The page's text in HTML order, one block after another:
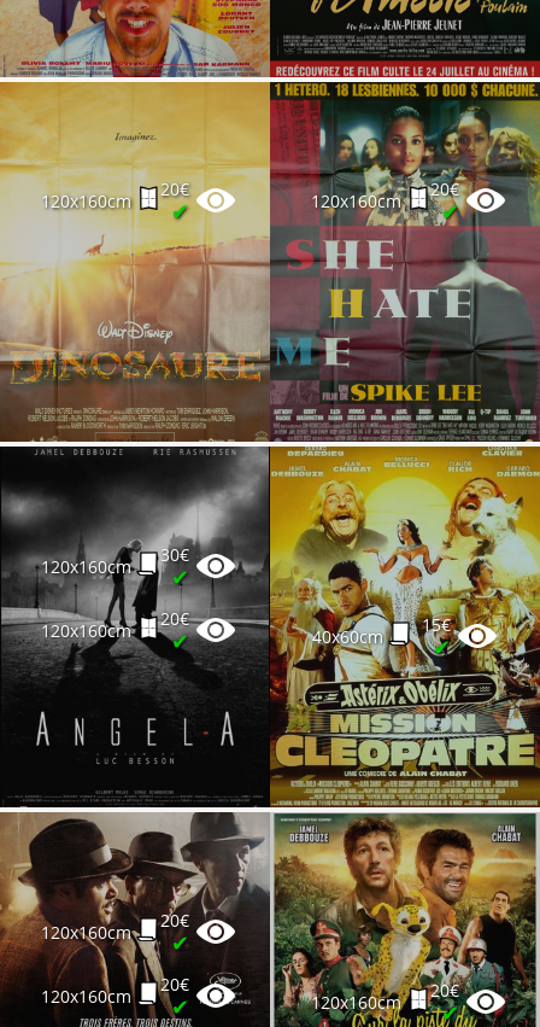
120x160cm
20€
✔ 120x160cm
20€
✔
120x160cm
30€
✔
120x160cm
20€
✔ 40x60cm
15€
✔
120x160cm
20€
✔
120x160cm
20€
✔ 120x160cm
20€
✔